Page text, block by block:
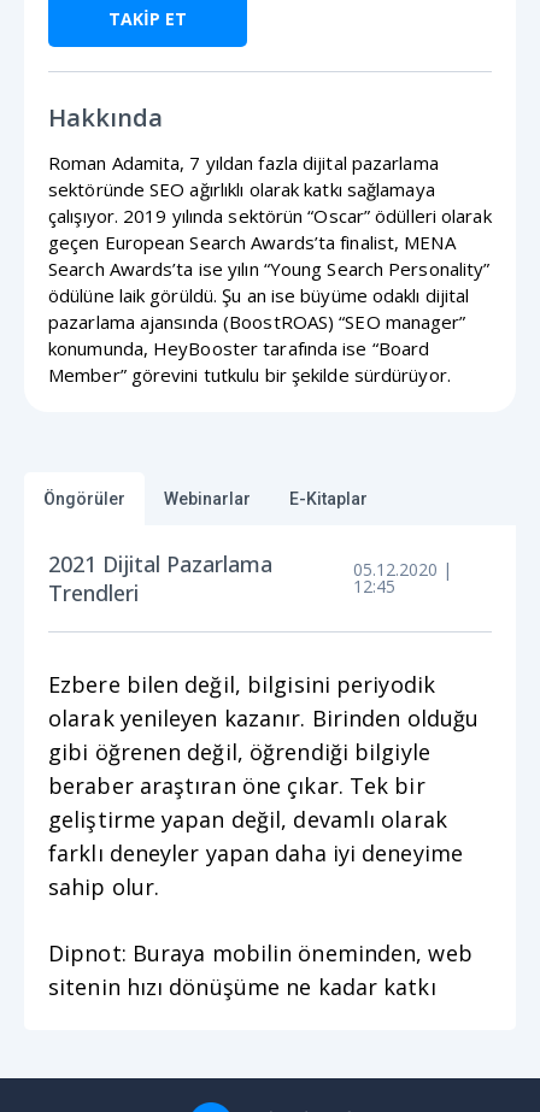
TAKİP ET
Hakkında
Roman Adamita, 7 yıldan fazla dijital pazarlama
sektöründe SEO ağırlıklı olarak katkı sağlamaya
çalışıyor. 2019 yılında sektörün “Oscar” ödülleri olarak
geçen European Search Awards’ta finalist, MENA
Search Awards’ta ise yılın “Young Search Personality”
ödülüne laik görüldü. Şu an ise büyüme odaklı dijital
pazarlama ajansında (BoostROAS) “SEO manager”
konumunda, HeyBooster tarafında ise “Board
Member” görevini tutkulu bir şekilde sürdürüyor.
Öngörüler Webinarlar E-Kitaplar
2021 Dijital Pazarlama
Trendleri
05.12.2020 |
12:45
Ezbere bilen değil, bilgisini periyodik
olarak yenileyen kazanır. Birinden olduğu
gibi öğrenen değil, öğrendiği bilgiyle
beraber araştıran öne çıkar. Tek bir
geliştirme yapan değil, devamlı olarak
farklı deneyler yapan daha iyi deneyime
sahip olur.
Dipnot: Buraya mobilin öneminden, web
sitenin hızı dönüşüme ne kadar katkı
backlink satın almanın ne kadar zararlı